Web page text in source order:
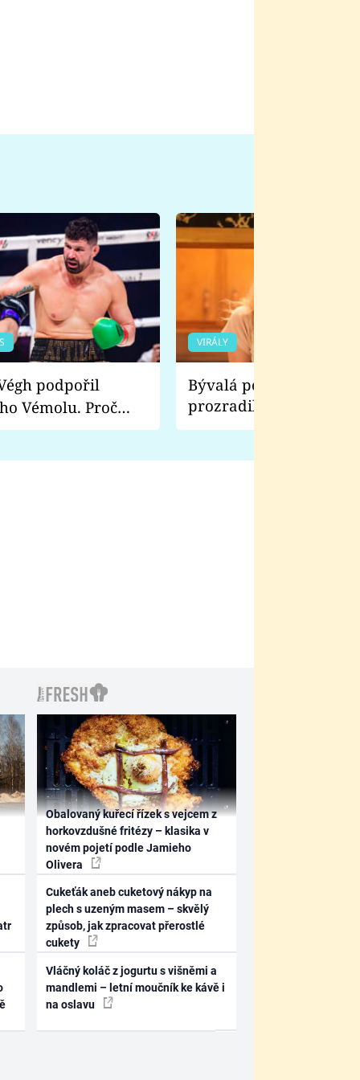
Vémolu. Proč
zápasit s ním než
VIRÁLY
Bývalá pornoherečka
prozradila, co ji
natáčení Euforie.
Obalovaný kuřecí řízek s vejcem z
horkovzdušné fritézy – klasika v
novém pojetí podle Jamieho
Olivera
Cukeťák aneb cuketový nákyp na
plech s uzeným masem – skvělý
způsob, jak zpracovat přerostlé
cukety
Vláčný koláč z jogurtu s višněmi a
mandlemi – letní moučník ke kávě i
na oslavu